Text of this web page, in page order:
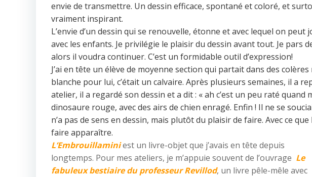
envie de transmettre. Un dessin efficace, spontané et coloré, et
vraiment inspirant.
L’envie d’un dessin qui se renouvelle, étonne et avec lequel on
avec les enfants. Je privilégie le plaisir du dessin avant tout. Je pars
alors il voudra continuer. C’est un formidable outil d’expression!
J’ai en tête un élève de moyenne section qui partait dans des
blanche pour lui, c’était un calvaire. Après plusieurs semaines, il a
atelier, il a regardé son dessin et a dit : « ah c’est un peu raté quand
dinosaure rouge, avec des airs de chien enragé. Enfin ! Il ne se
n’a pas de sens en dessin, mais plutôt du plaisir de faire. Avec ce
faire apparaître.
L’Embrouillaminiest un livre-objet que j’avais en tête depuis
longtemps. Pour mes ateliers, je m’appuie souvent de l’ouvrage Le
fabuleux bestiaire du professeur Revillod, un livre pêle-mêle avec